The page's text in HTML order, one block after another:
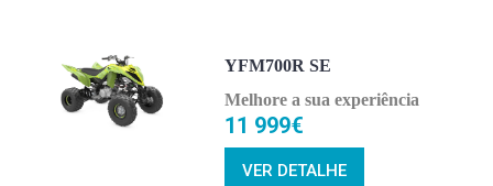
YFM700R SE
Melhore a sua experiência
11 999€
VER DETALHE